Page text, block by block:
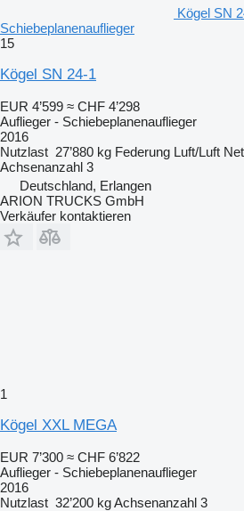
Kögel SN
Schiebeplanenauflieger
15
Kögel SN 24-1
EUR 4’599 ≈ CHF 4’298
Auflieger - Schiebeplanenauflieger
2016
Nutzlast 27’880 kg Federung Luft/Luft
Achsenanzahl 3
Deutschland, Erlangen
ARION TRUCKS GmbH
Verkäufer kontaktieren
1
Kögel XXL MEGA
EUR 7’300 ≈ CHF 6’822
Auflieger - Schiebeplanenauflieger
2016
Nutzlast 32’200 kgAchsenanzahl 3